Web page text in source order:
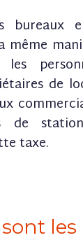
même
les
de
taxe.